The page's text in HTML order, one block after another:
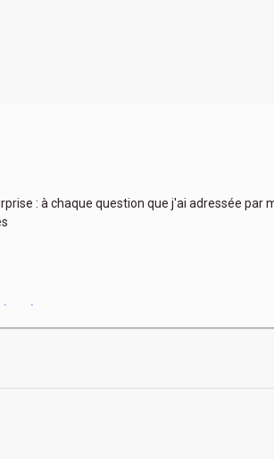
: à chaque question que j'ai adressée par